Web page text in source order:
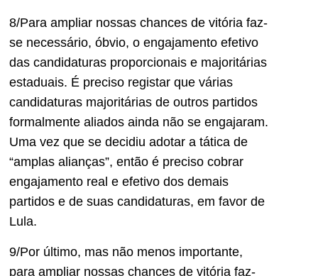
8/Para ampliar nossas chances de vitória faz-
se necessário, óbvio, o engajamento efetivo
das candidaturas proporcionais e majoritárias
estaduais. É preciso registar que várias
candidaturas majoritárias de outros partidos
formalmente aliados ainda não se engajaram.
Uma vez que se decidiu adotar a tática de
“amplas alianças”, então é preciso cobrar
engajamento real e efetivo dos demais
partidos e de suas candidaturas, em favor de
Lula.
9/Por último, mas não menos importante,
para ampliar nossas chances de vitória faz-